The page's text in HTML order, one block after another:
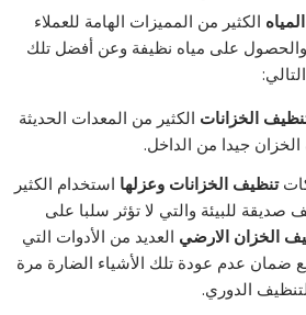
الكثير من المميزات الهامة للعملاء
والحصول على مياه نظيفة وعن أفضل تلك
الخزانات الكثير من المعدات الحديثة
جيدا من الداخل.
تنظيف الخزانات وعزلها استخدام الكثير
للبيئة والتي لا تؤثر سلبا على
الخزان الارضي العديد من الأدوات التي
ضمان عدم عودة تلك الأشياء الضارة مرة
الدوري.